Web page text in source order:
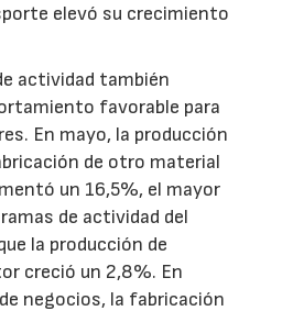
elevó su crecimiento
actividad también
favorable para
En mayo, la producción
de otro material
un 16,5%, el mayor
de actividad del
la producción de
creció un 2,8%. En
negocios, la fabricación